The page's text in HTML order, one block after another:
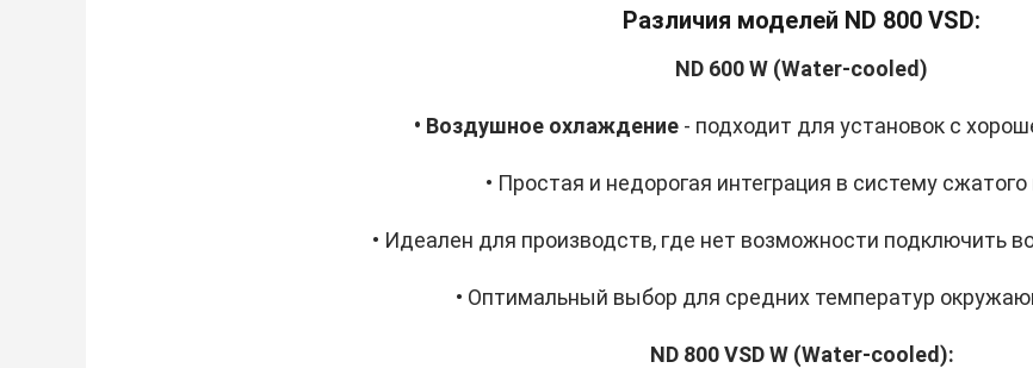
Различия моделей ND 800 VSD:
ND 600 W (Water-cooled)
• Воздушное охлаждение - подходит для установок с
• Простая и недорогая интеграция в систему сжатого
• Идеален для производств, где нет возможности подключить
• Оптимальный выбор для средних температур
ND 800 VSD W (Water-cooled):